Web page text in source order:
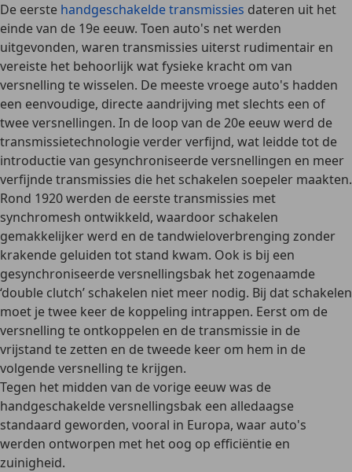
De eerste handgeschakelde transmissies dateren uit het
einde van de 19e eeuw. Toen auto's net werden
uitgevonden, waren transmissies uiterst rudimentair en
vereiste het behoorlijk wat fysieke kracht om van
versnelling te wisselen. De meeste vroege auto's hadden
een eenvoudige, directe aandrijving met slechts een of
twee versnellingen. In de loop van de 20e eeuw werd de
transmissietechnologie verder verfijnd, wat leidde tot de
introductie van gesynchroniseerde versnellingen en meer
verfijnde transmissies die het schakelen soepeler maakten.
Rond 1920 werden de eerstetransmissies met
synchromesh ontwikkeld, waardoor schakelen
gemakkelijker werd en de tandwieloverbrenging zonder
krakende geluiden tot stand kwam. Ook is bij een
gesynchroniseerde versnellingsbak het zogenaamde
‘double clutch’ schakelen niet meer nodig. Bij dat schakelen
moet je twee keer de koppeling intrappen. Eerst om de
versnelling te ontkoppelen en de transmissie in de
vrijstand te zetten en de tweede keer om hem in de
volgende versnelling te krijgen.
Tegen het midden van de vorige eeuw was de
handgeschakelde versnellingsbak een alledaagse
standaard geworden, vooral in Europa, waar auto's
werden ontworpen met het oog op efficiëntie en
zuinigheid.